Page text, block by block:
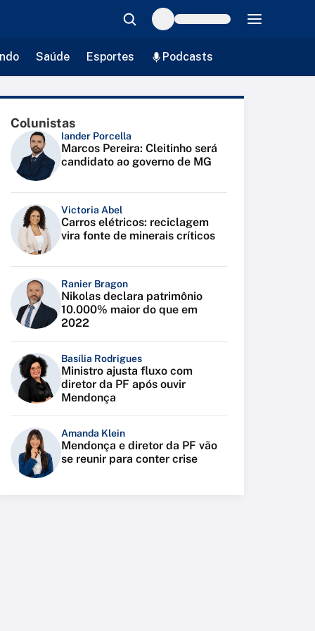
Saúde Esportes Podcasts
Colunistas
Iander Porcella
Marcos Pereira: Cleitinho será
candidato ao governo de MG
Victoria Abel
Carros elétricos: reciclagem
vira fonte de minerais críticos
Ranier Bragon
Nikolas declara patrimônio
10.000% maior do que em
2022
Basília Rodrigues
Ministro ajusta fluxo com
diretor da PF após ouvir
Mendonça
Amanda Klein
Mendonça e diretor da PF vão
se reunir para conter crise